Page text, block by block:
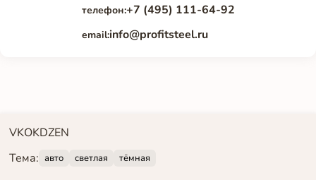
телефон:+7 (495) 111-64-92
email:info@profitsteel.ru
VKOKDZEN
Тема: авто светлая тёмная